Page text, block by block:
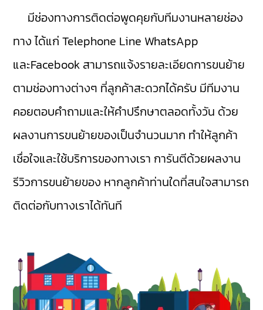
มีช่องทางการติดต่อพูดคุยกับทีมงานหลายช่อง
ทาง ได้แก่ Telephone Line WhatsApp
และFacebook สามารถแจ้งรายละเอียดการขนย้าย
ตามช่องทางต่างๆ ที่ลูกค้าสะดวกได้ครับ มีทีมงาน
คอยตอบคำถามและให้คำปรึกษาตลอดทั้งวัน ด้วย
ผลงานการขนย้ายของเป็นจำนวนมาก ทำให้ลูกค้า
เชื่อใจและใช้บริการของทางเรา การันตีด้วยผลงาน
รีวิวการขนย้ายของ หากลูกค้าท่านใดที่สนใจสามารถ
ติดต่อกับทางเราได้ทันที